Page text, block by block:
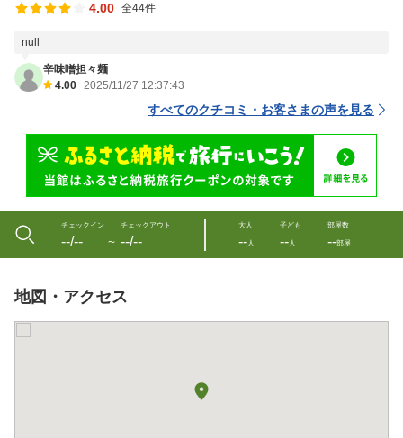
4.00 全44件
null
辛味噌担々麺
4.00 2025/11/27 12:37:43
すべてのクチコミ・お客さまの声を見る
チェックイン
--/-- 〜
チェックアウト
--/--
大人
--人
子ども
--人
部屋数
--部屋
地図・アクセス